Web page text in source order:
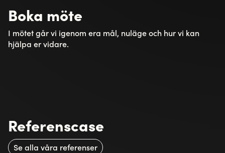
Boka möte
I mötet går vi igenom era mål, nuläge och hur vi kan
hjälpa er vidare.
Referenscase
Se alla våra referenser